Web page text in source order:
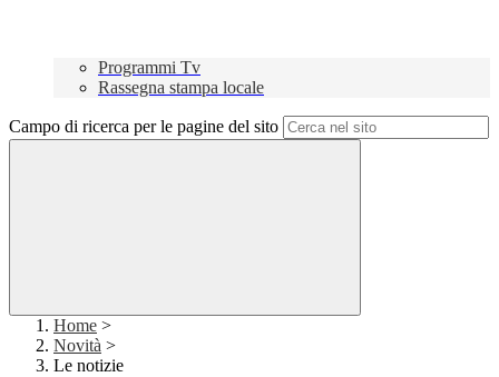
Programmi Tv
Rassegna stampa locale
Campo di ricerca per le pagine del sito
Home >
Novità >
Le notizie